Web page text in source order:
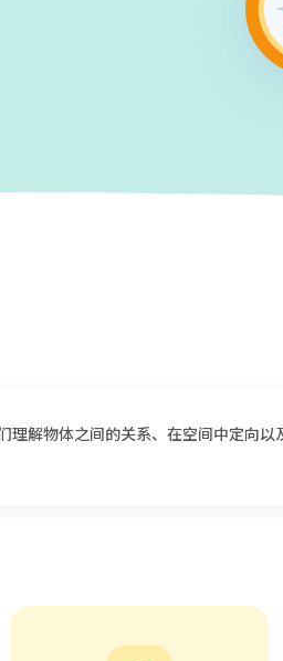
理解物体之间的关系、在空间中定向以